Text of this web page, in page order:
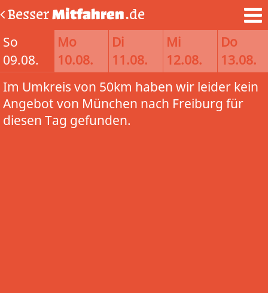
BesserMitfahren.de
So
09.08.
Mo
10.08.
Di
11.08.
Mi
12.08.
Do
13.08.
Im Umkreis von 50km haben wir leider kein
Angebot von München nach Freiburg für
diesen Tag gefunden.